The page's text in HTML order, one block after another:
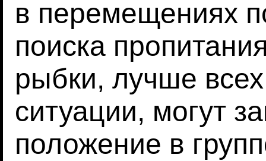
в перемещениях
поиска
рыбки, лучше
ситуации, могут
положение в